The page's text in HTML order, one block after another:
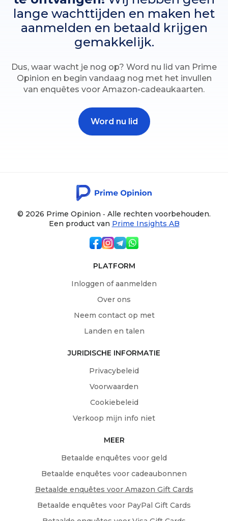
lange wachttijden en maken het
aanmelden en betaald krijgen
gemakkelijk.
Dus, waar wacht je nog op? Word nu lid van Prime
Opinion en begin vandaag nog met het invullen
van enquêtes voor Amazon-cadeaukaarten.
Word nu lid
© 2026 Prime Opinion ‐ Alle rechten voorbehouden.
Een product van Prime Insights AB
PLATFORM
Inloggen of aanmelden
Over ons
Neem contact op met
Landen en talen
JURIDISCHE INFORMATIE
Privacybeleid
Voorwaarden
Cookiebeleid
Verkoop mijn info niet
MEER
Betaalde enquêtes voor geld
Betaalde enquêtes voor cadeaubonnen
Betaalde enquêtes voor Amazon Gift Cards
Betaalde enquêtes voor PayPal Gift Cards